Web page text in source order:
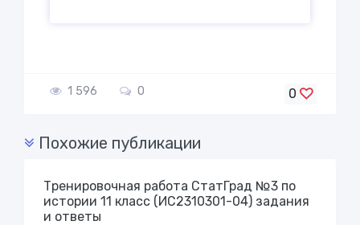
1 596 0 0
Похожие публикации
Тренировочная работа СтатГрад №3 по
истории 11 класс (ИС2310301-04) задания
и ответы